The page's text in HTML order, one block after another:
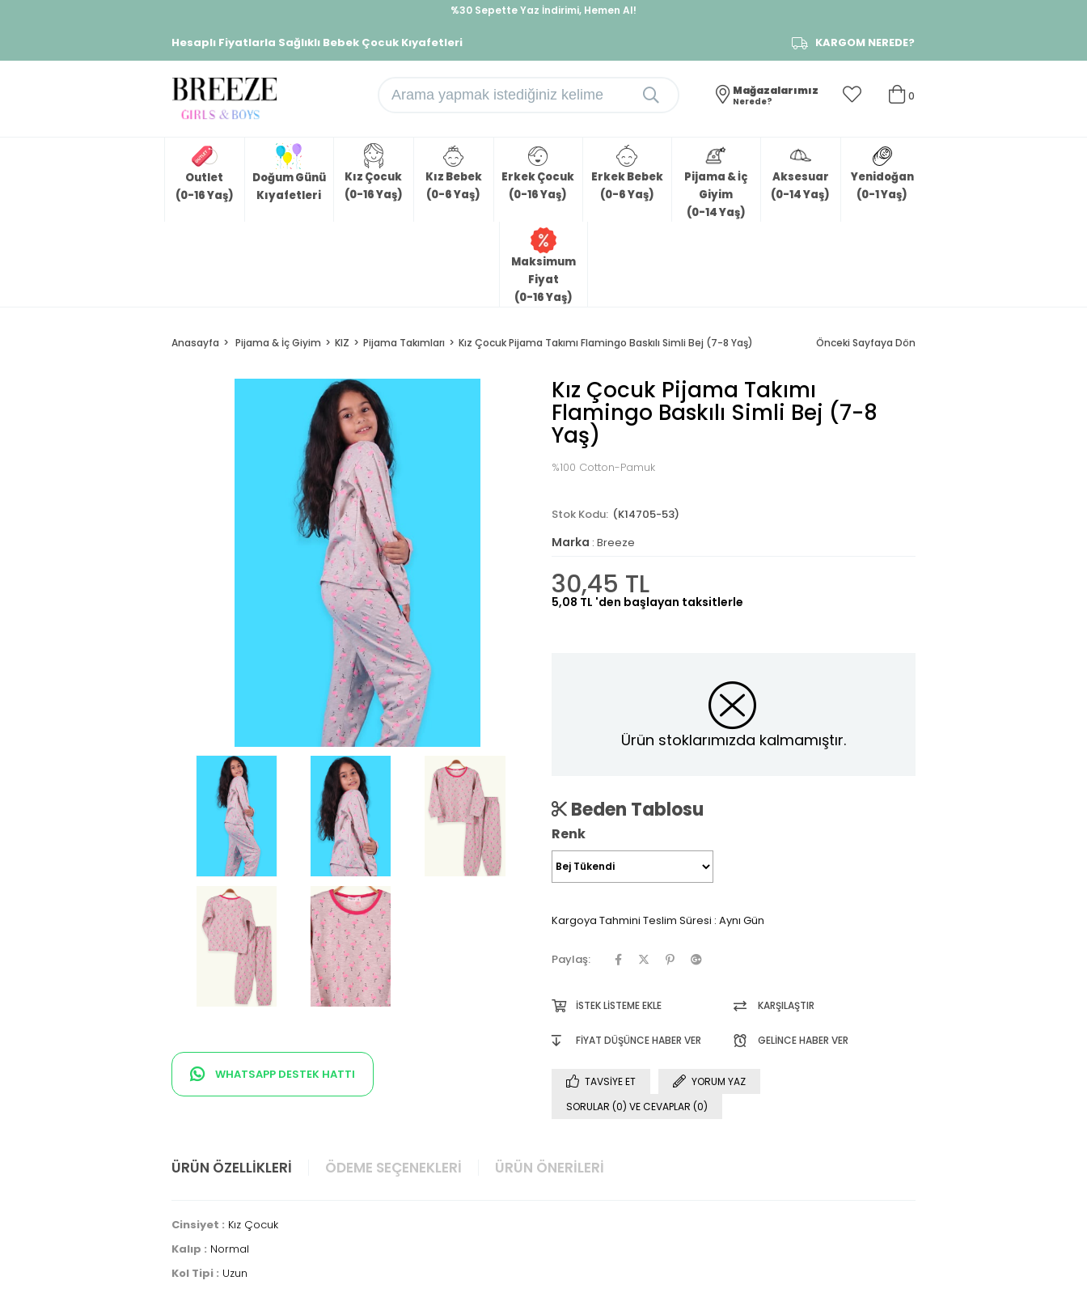
İndirimlere ek %10 İndirimi Kap, Hemen Üye Ol!
Hesaplı Fiyatlarla Sağlıklı Bebek Çocuk Kıyafetleri KARGOM NEREDE?
0
Mağazalarımız
Nerede?
Outlet
(0-16 Yaş)
Doğum Günü
Kıyafetleri
Kız Çocuk
(0-16 Yaş)
Kız Bebek
(0-6 Yaş)
Erkek Çocuk
(0-16 Yaş)
Erkek Bebek
(0-6 Yaş)
Pijama & İç
Giyim
(0-14 Yaş)
Aksesuar
(0-14 Yaş)
Yenidoğan
(0-1 Yaş)
Maksimum
Fiyat
(0-16 Yaş)
Anasayfa Pijama & İç Giyim KIZ Pijama Takımları Kız Çocuk Pijama Takımı Flamingo Baskılı Simli Bej (7-8 Yaş) Önceki Sayfaya Dön
WHATSAPP DESTEK HATTI
Kız Çocuk Pijama Takımı
Flamingo Baskılı Simli Bej (7-8
Yaş)
%100 Cotton-Pamuk
(K14705-53)
Marka : Breeze
30,45 TL
5,08 TL 'den başlayan taksitlerle
Ürün stoklarımızda kalmamıştır.
Beden Tablosu
Renk
Kargoya Tahmini Teslim Süresi : Aynı Gün
Paylaş:
İSTEK LISTEME EKLE KARŞILAŞTIR
FIYAT DÜŞÜNCE HABER VER GELINCE HABER VER
TAVSIYE ET
YORUM YAZ
SORULAR (0) VE CEVAPLAR (0)
ÜRÜN ÖZELLIKLERI ÖDEME SEÇENEKLERI ÜRÜN ÖNERILERI
Cinsiyet : Kız Çocuk
Kalıp : Normal
Kol Tipi : Uzun